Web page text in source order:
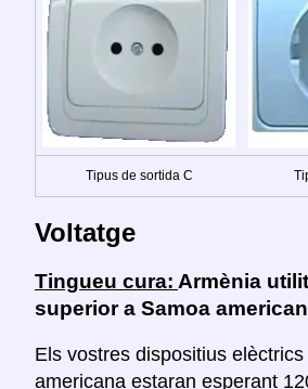
Tipus de sortida C
Voltatge
Tingueu cura: Armènia
superior a Samoa
Els vostres dispositius
americana estaran esperant